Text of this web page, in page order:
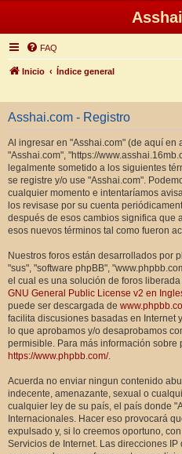
FAQ
Inicio Índice general
Asshai.com - Registro
Al ingresar en "Asshai.com" (de aquí en
"Asshai.com", "https://
legalmente sometido a los siguientes
se registre y/o use "Asshai.com".
cualquier momento e intentaríamos
los revisase por su cuenta
después de esos cambios significa que
esos nuevos términos tal como fueron
Nuestros foros están desarrollados por
"sus", "software phpBB",
el cual es una solución de foros liberada
GNU General Public License v2 en
puede ser descargada de
facilita discusiones basadas en Internet
lo que aprobamos y/o desaprobamos
permisible. Para más información sobre
https://www.phpbb.com/.
Acuerda no enviar ningun contenido
indecente, amenazante, sexual o
cualquier ley de su país, el país donde
Internacionales. Hacer eso provocará
expulsado y, si lo creemos oportuno,
Servicios de Internet. Las direcciones